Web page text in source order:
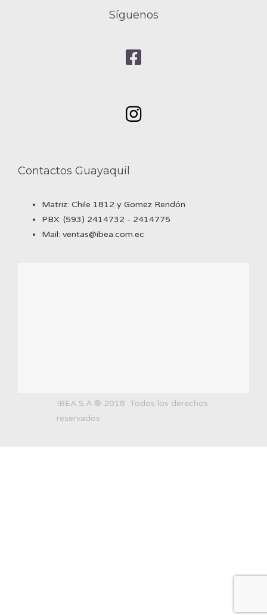
Síguenos
Contactos Guayaquil
Matriz: Chile 1812 y Gomez Rendón
PBX: (593) 2414732 - 2414775
Mail: ventas@ibea.com.ec
IBEA S.A ® 2018 Todos los derechos
reservados